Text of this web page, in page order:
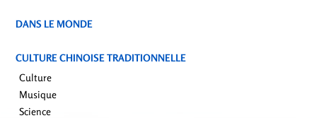
DANS LE MONDE
CULTURE CHINOISE TRADITIONNELLE
Culture
Musique
Science